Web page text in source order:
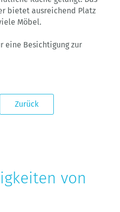
bietet ausreichend Platz
Möbel.
eine Besichtigung zur
Zurück
von